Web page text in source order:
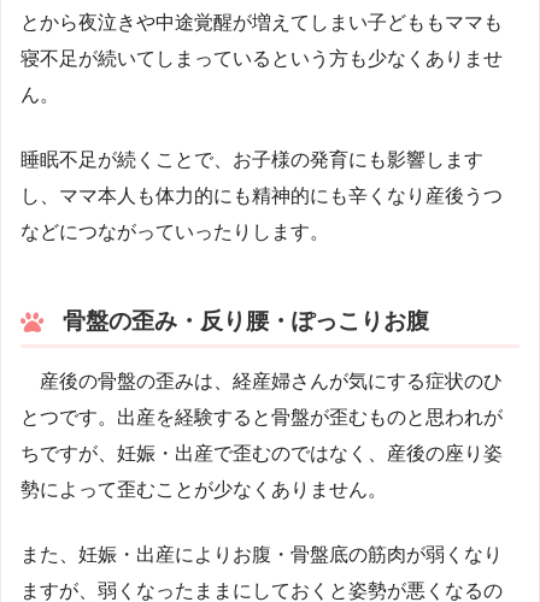
とから夜泣きや中途覚醒が増えてしまい子どももママも
寝不足が続いてしまっているという方も少なくありませ
ん。
睡眠不足が続くことで、お子様の発育にも影響します
し、ママ本人も体力的にも精神的にも辛くなり産後うつ
などにつながっていったりします。
骨盤の歪み・反り腰・ぽっこりお腹
産後の骨盤の歪みは、経産婦さんが気にする症状のひ
とつです。出産を経験すると骨盤が歪むものと思われが
ちですが、妊娠・出産で歪むのではなく、産後の座り姿
勢によって歪むことが少なくありません。
また、妊娠・出産によりお腹・骨盤底の筋肉が弱くなり
ますが、弱くなったままにしておくと姿勢が悪くなるの